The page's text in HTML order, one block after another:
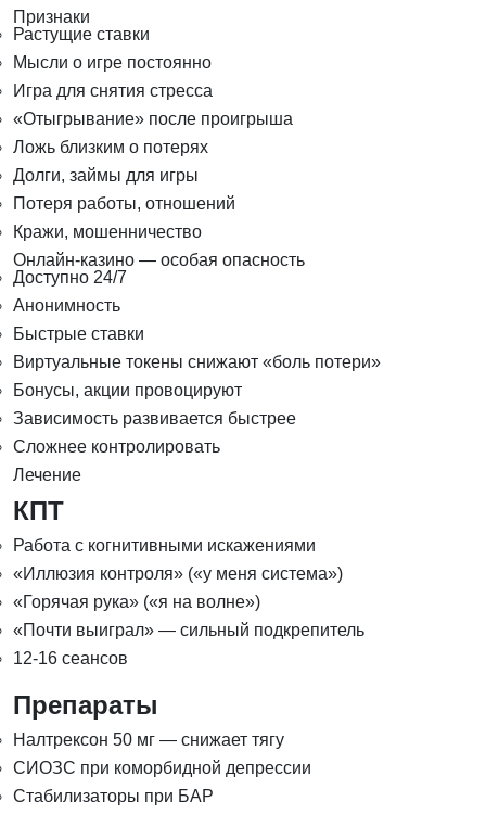
Признаки
Растущие ставки
Мысли о игре постоянно
Игра для снятия стресса
«Отыгрывание» после проигрыша
Ложь близким о потерях
Долги, займы для игры
Потеря работы, отношений
Кражи, мошенничество
Онлайн-казино — особая опасность
Доступно 24/7
Анонимность
Быстрые ставки
Виртуальные токены снижают «боль потери»
Бонусы, акции провоцируют
Зависимость развивается быстрее
Сложнее контролировать
Лечение
КПТ
Работа с когнитивными искажениями
«Иллюзия контроля» («у меня система»)
«Горячая рука» («я на волне»)
«Почти выиграл» — сильный подкрепитель
12-16 сеансов
Препараты
Налтрексон 50 мг — снижает тягу
СИОЗС при коморбидной депрессии
Стабилизаторы при БАР